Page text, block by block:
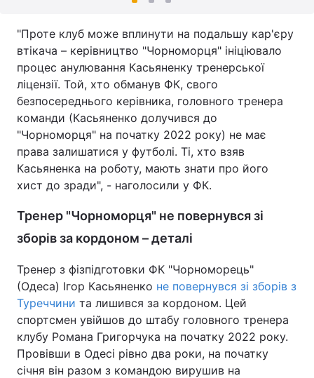
"Проте клуб може вплинути на подальшу кар'єру
втікача – керівництво "Чорноморця" ініціювало
процес анулювання Касьяненку тренерської
ліцензії. Той, хто обманув ФК, свого
безпосереднього керівника, головного тренера
команди (Касьяненко долучився до
"Чорноморця" на початку 2022 року) не має
права залишатися у футболі. Ті, хто взяв
Касьяненка на роботу, мають знати про його
хист до зради", - наголосили у ФК.
Тренер "Чорноморця" не повернувся зі
зборів за кордоном – деталі
Тренер з фізпідготовки ФК "Чорноморець"
(Одеса) Ігор Касьяненко не повернувся зі зборів з
Туреччини та лишився за кордоном. Цей
спортсмен увійшов до штабу головного тренера
клубу Романа Григорчука на початку 2022 року.
Провівши в Одесі рівно два роки, на початку
січня він разом з командою вирушив на